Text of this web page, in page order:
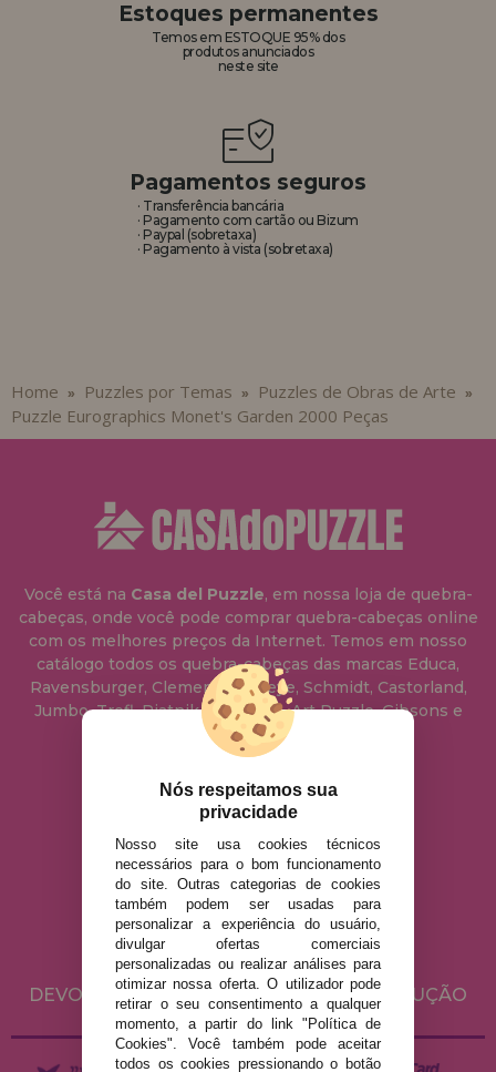
Estoques permanentes
Temos em ESTOQUE 95% dos
produtos anunciados
neste site
Pagamentos seguros
· Transferência bancária
· Pagamento com cartão ou Bizum
· Paypal (sobretaxa)
· Pagamento à vista (sobretaxa)
Home » Puzzles por Temas » Puzzles de Obras de Arte »
Puzzle Eurographics Monet's Garden 2000 Peças
Você está na Casa del Puzzle, em nossa loja de quebra-
cabeças, onde você pode comprar quebra-cabeças online
com os melhores preços da Internet. Temos em nosso
catálogo todos os quebra-cabeças das marcas Educa,
Ravensburger, Clementoni, Heye, Schmidt, Castorland,
Jumbo, Trefl, Piatnik, Anatolian, Art Puzzle, Gibsons e
muito mais.
info@casadopuzzle.pt
AVISO LEGAL
POLÍTICA DE PRIVACIDADE
POLÍTICA DE COOKIES
ENVIO E DEVOLUÇÕES
DEVOLUÇÕES / DIREITO DE LIVRE RESOLUÇÃO
Nós respeitamos sua
privacidade
Nosso site usa cookies técnicos
necessários para o bom funcionamento
do site. Outras categorias de cookies
também podem ser usadas para
personalizar a experiência do usuário,
divulgar ofertas comerciais
personalizadas ou realizar análises para
otimizar nossa oferta. O utilizador pode
retirar o seu consentimento a qualquer
momento, a partir do link "Política de
Cookies". Você também pode aceitar
todos os cookies pressionando o botão